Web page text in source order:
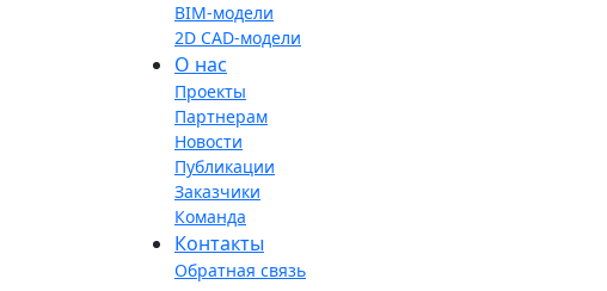
BIM-модели
2D CAD-модели
О нас
Проекты
Партнерам
Новости
Публикации
Заказчики
Команда
Контакты
Обратная связь